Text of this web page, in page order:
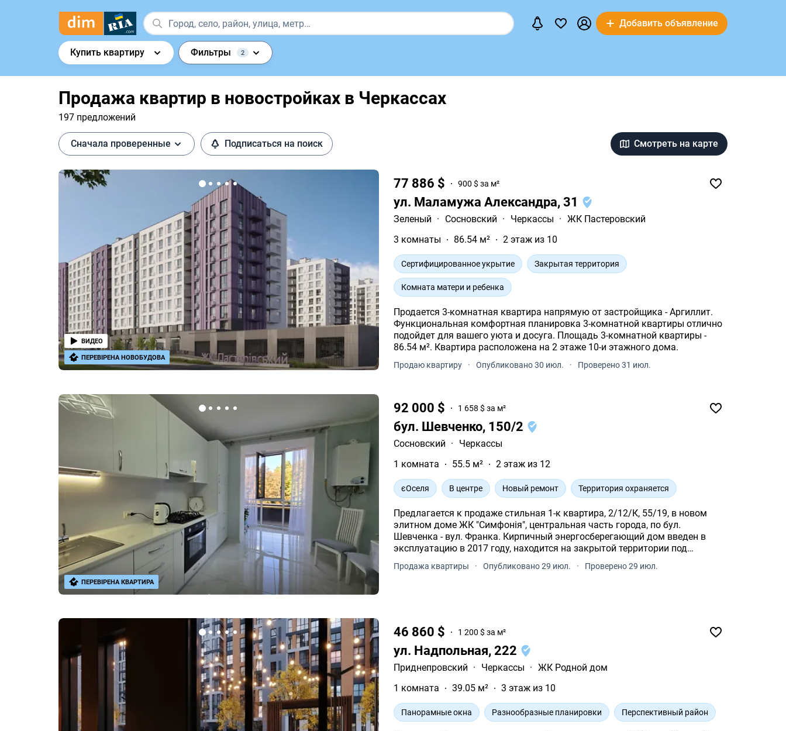
Добавить объявление
Купить квартиру Фильтры 2
Продажа квартир в новостройках в Черкассах
197 предложений
Сначала проверенные Подписаться на поиск Смотреть на карте
77 886 $ 900 $ за м²
ул. Маламужа Александра, 31
Зеленый · Сосновский · Черкассы · ЖК Пастеровский
3 комнаты
86.54 м² 2 этаж из 10
Сертифицированное укрытие Закрытая территория
Комната матери и ребенка
Продается 3-комнатная квартира напрямую от застройщика - Аргиллит.
Функциональная комфортная планировка 3-комнатной квартиры отлично
подойдет для вашего уюта и досуга. Площадь 3-комнатной квартиры -
86.54 м². Квартира расположена на 2 этаже 10-и этажного дома.
Продаю квартиру · Опубликовано 30 июл. · Проверено 31 июл.
ВИДЕО
ПЕРЕВІРЕНА НОВОБУДОВА
92 000 $ 1 658 $ за м²
бул. Шевченко, 150/2
Сосновский ·
Черкассы
1 комната
55.5 м² 2 этаж из 12
єОселя В центре Новый ремонт Территория охраняется
Предлагается к продаже стильная 1-к квартира, 2/12/К, 55/19, в новом
элитном доме ЖК "Симфонія", центральная часть города, по бул.
Шевченка - вул. Франка. Кирпичный энергосберегающий дом введен в
эксплуатацию в 2017 году, находится на закрытой территории под
круглосуточным видеонаблюдением.
Продажа квартиры · Опубликовано 29 июл. · Проверено 29 июл.
ПЕРЕВІРЕНА КВАРТИРА
46 860 $ 1 200 $ за м²
ул. Надпольная, 222
Приднепровский · Черкассы · ЖК Родной дом
1 комната
39.05 м² 3 этаж из 10
Панорамные окна Разнообразные планировки Перспективный район